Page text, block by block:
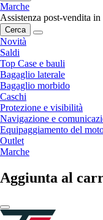
Marche
Assistenza post-vendita in
Cerca
Novità
Saldi
Top Case e bauli
Bagaglio laterale
Bagaglio morbido
Caschi
Protezione e visibilità
Navigazione e
Equipaggiamento del
Outlet
Marche
Aggiunta al